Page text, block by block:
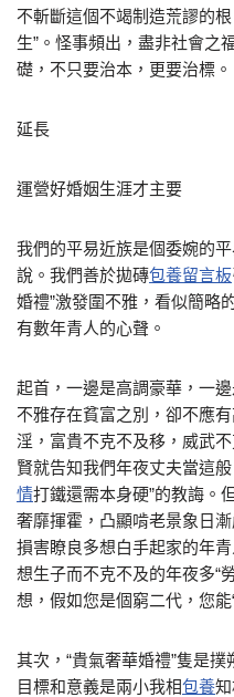
不斬斷這個不竭制造荒謬的
生”。怪事頻出，盡非社會之
礎，不只要治本，更要治標
延長
運營好婚姻生涯才主要
我們的平易近族是個委婉的
說。我們善於拋磚包養留言板
婚禮”激發圍不雅，看似簡略
有數年青人的心聲。
起首，一邊是高調豪華，一
不雅存在貧富之別，卻不應
淫，富貴不克不及移，威武
賢就告知我們年夜丈夫當這
情打鐵還需本身硬”的教誨。
奢靡揮霍，凸顯啃老景象日
損害瞭良多想白手起家的年
想生子而不克不及的年夜多“
想，假如您是個窮二代，您能
其次，“貴氣奢華婚禮”隻是
目標和意義是兩小我相包養